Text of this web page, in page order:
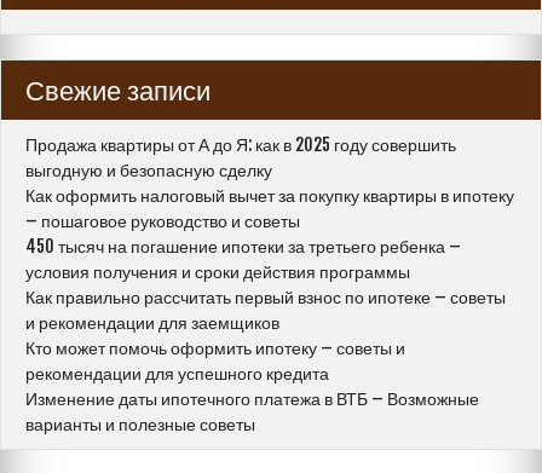
Свежие записи
Продажа квартиры от А до Я: как в 2025 году совершить
выгодную и безопасную сделку
Как оформить налоговый вычет за покупку квартиры в ипотеку
– пошаговое руководство и советы
450 тысяч на погашение ипотеки за третьего ребенка –
условия получения и сроки действия программы
Как правильно рассчитать первый взнос по ипотеке – советы
и рекомендации для заемщиков
Кто может помочь оформить ипотеку – советы и
рекомендации для успешного кредита
Изменение даты ипотечного платежа в ВТБ – Возможные
варианты и полезные советы